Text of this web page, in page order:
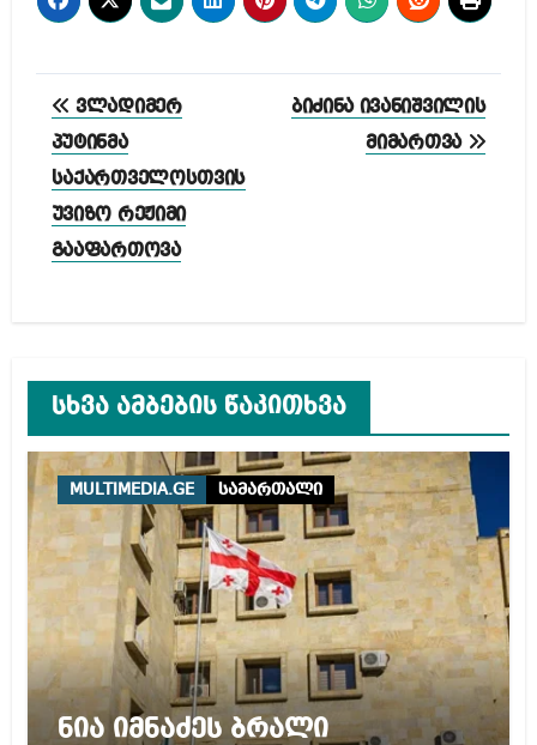
პოსტის
ნავიგაცია
ვლადიმერ
პუტინმა
საქართველოსთვის
უვიზო რეჟიმი
გააფართოვა
ბიძინა ივანიშვილის
მიმართვა
სხვა ამბების წაკითხვა
MULTIMEDIA.GE სამართალი
ნია იმნაძეს ბრალი